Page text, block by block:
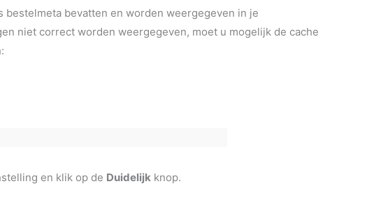
bevatten en worden weergegeven in je
niet correct worden weergegeven, moet u mogelijk de cache
en klik op de Duidelijk knop.